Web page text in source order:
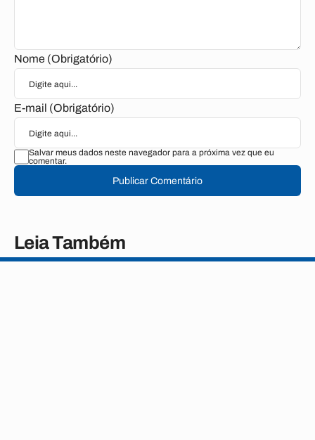
Nome (Obrigatório)
E-mail (Obrigatório)
Salvar meus dados neste navegador para a próxima vez que eu
comentar.
Publicar Comentário
Leia Também